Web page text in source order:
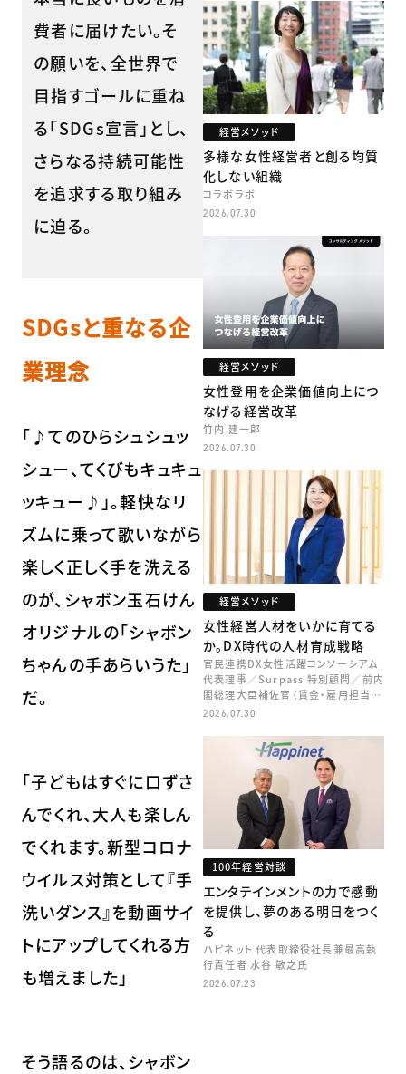
費者に届けたい。そ
の願いを、全世界で
目指すゴールに重ね
る「SDGs宣言」とし、
さらなる持続可能性
を追求する取り組み
に迫る。
SDGsと重なる企
業理念
「♪てのひらシュシュッ
シュー、てくびもキュキュ
ッキュー♪」。軽快なリ
ズムに乗って歌いながら
楽しく正しく手を洗える
のが、シャボン玉石けん
オリジナルの「シャボン
ちゃんの手あらいうた」
だ。
「子どもはすぐに口ずさ
んでくれ、大人も楽しん
でくれます。新型コロナ
ウイルス対策として『手
洗いダンス』を動画サイ
トにアップしてくれる方
も増えました」
そう語るのは、シャボン
経営メソッド
多様な女性経営者と創る均質
化しない組織
コラボラボ
2026.07.30
経営メソッド
女性登用を企業価値向上につ
なげる経営改革
竹内 建一郎
2026.07.30
経営メソッド
女性経営人材をいかに育てる
か。DX時代の人材育成戦略
官民連携DX女性活躍コンソーシアム
代表理事／Surpass 特別顧問／前内
閣総理大臣補佐官（賃金・雇用担当）
矢田 稚子
2026.07.30
100年経営対談
エンタテインメントの力で感動
を提供し、夢のある明日をつく
る
ハピネット 代表取締役社長兼最高執
行責任者 水谷 敏之氏
2026.07.23